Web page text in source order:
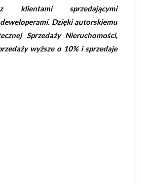
klientami sprzedającymi
Dzięki autorskiemu
Sprzedaży Nieruchomości,
wyższe o 10% i sprzedaje